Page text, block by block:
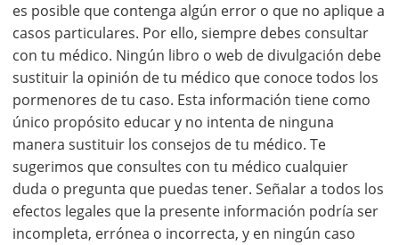
es posible que contenga algún error o que no aplique a
casos particulares. Por ello, siempre debes consultar
con tu médico. Ningún libro o web de divulgación debe
sustituir la opinión de tu médico que conoce todos los
pormenores de tu caso. Esta información tiene como
único propósito educar y no intenta de ninguna
manera sustituir los consejos de tu médico. Te
sugerimos que consultes con tu médico cualquier
duda o pregunta que puedas tener. Señalar a todos los
efectos legales que la presente información podría ser
incompleta, errónea o incorrecta, y en ningún caso